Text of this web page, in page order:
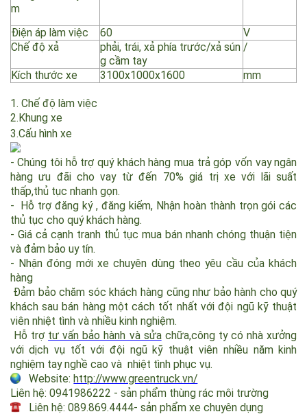
Áp suất tối đa
ứa nước
Ống mở rộng 15
Công suất máy bơ
m
15 L/PHÚT
Điện áp làm việc
Chế độ xả
Kích thước xe
1. Chế độ làm việc
2.Khung xe
3.Cấu hình xe
- Chúng tôi hỗ trợ quý khách hàng mua trả góp vốn vay ngân
hàng ưu đãi cho vay từ đến 70% giá trị xe với lãi suất
thấp,thủ tục nhanh gọn.
- Hỗ trợ đăng ký , đăng kiểm, Nhận hoàn thành trọn gói các
thủ tục cho quý khách hàng.
- Giá cả cạnh tranh thủ tục mua bán nhanh chóng thuận tiện
và đảm bảo uy tín.
- Nhận đóng mới xe chuyên dùng theo yêu cầu của khách
hàng
Đảm bảo chăm sóc khách hàng cũng như bảo hành cho quý
khách sau bán hàng một cách tốt nhất với đội ngũ kỹ thuật
viên nhiệt tình và nhiều kinh nghiệm.